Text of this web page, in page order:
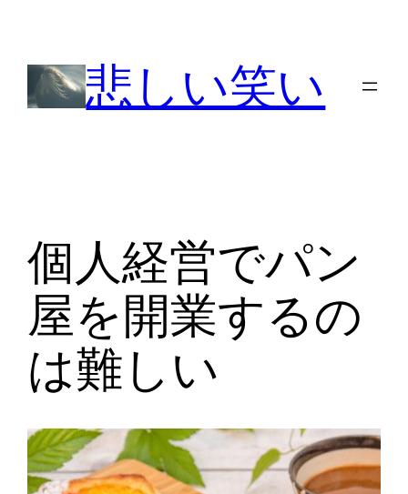
悲しい笑い
個人経営でパン
屋を開業するの
は難しい